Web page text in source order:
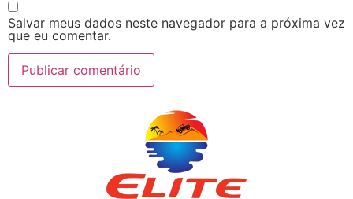
Salvar meus dados neste navegador para a próxima vez
que eu comentar.